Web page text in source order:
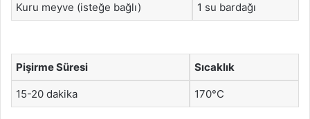
Kuru meyve (isteğe bağlı) 1 su bardağı
Pişirme Süresi Sıcaklık
15-20 dakika 170°C